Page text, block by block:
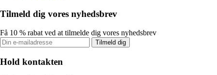
Tilmeld dig vores nyhedsbrev
Få 10 % rabat ved at tilmelde dig vores nyhedsbrev
Tilmeld dig
Hold kontakten